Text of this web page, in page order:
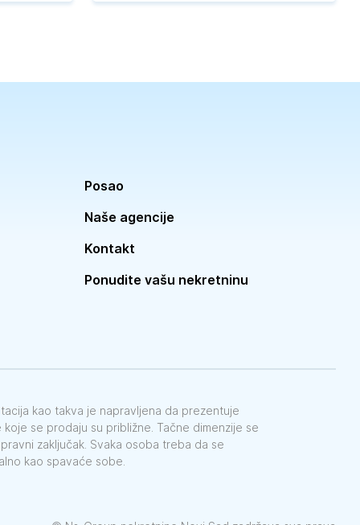
Posao
Naše agencije
Kontakt
Ponudite vašu nekretninu
kao takva je napravljena da prezentuje
se prodaju su približne. Tačne dimenzije se
zaključak. Svaka osoba treba da se
kao spavaće sobe.